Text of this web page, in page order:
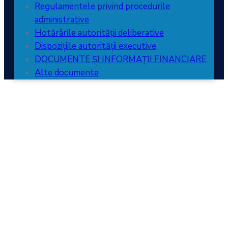
Regulamentele privind procedurile
administrative
Hotărârile autorității deliberative
Dispozițiile autorității executive
DOCUMENTE ȘI INFORMAȚII FINANCIARE
Alte documente